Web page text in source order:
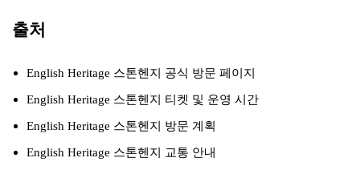
출처
English Heritage 스톤헨지 공식 방문 페이지
English Heritage 스톤헨지 티켓 및 운영 시간
English Heritage 스톤헨지 방문 계획
English Heritage 스톤헨지 교통 안내